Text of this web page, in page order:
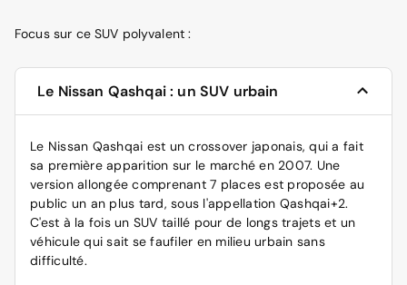
Focus sur ce SUV polyvalent :
Le Nissan Qashqai : un SUV urbain
Le Nissan Qashqai est un crossover japonais, qui a fait
sa première apparition sur le marché en 2007. Une
version allongée comprenant 7 places est proposée au
public un an plus tard, sous l'appellation Qashqai+2.
C'est à la fois un SUV taillé pour de longs trajets et un
véhicule qui sait se faufiler en milieu urbain sans
difficulté.